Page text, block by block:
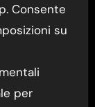
Consente
su
per